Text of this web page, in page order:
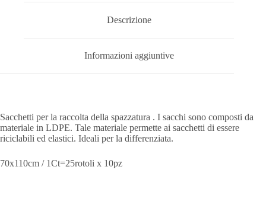
Descrizione
Informazioni aggiuntive
Sacchetti per la raccolta della spazzatura . I sacchi sono composti da
materiale in LDPE. Tale materiale permette ai sacchetti di essere
riciclabili ed elastici. Ideali per la differenziata.
70x110cm / 1Ct=25rotoli x 10pz